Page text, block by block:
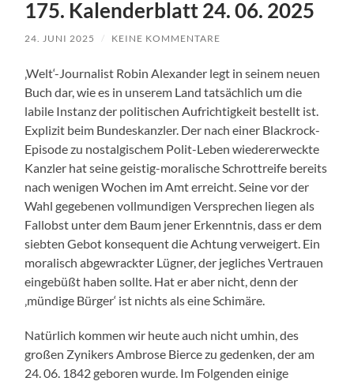
175. Kalenderblatt 24. 06. 2025
24. JUNI 2025 / KEINE KOMMENTARE
‚Welt‘-Journalist Robin Alexander legt in seinem neuen
Buch dar, wie es in unserem Land tatsächlich um die
labile Instanz der politischen Aufrichtigkeit bestellt ist.
Explizit beim Bundeskanzler. Der nach einer Blackrock-
Episode zu nostalgischem Polit-Leben wiedererweckte
Kanzler hat seine geistig-moralische Schrottreife bereits
nach wenigen Wochen im Amt erreicht. Seine vor der
Wahl gegebenen vollmundigen Versprechen liegen als
Fallobst unter dem Baum jener Erkenntnis, dass er dem
siebten Gebot konsequent die Achtung verweigert. Ein
moralisch abgewrackter Lügner, der jegliches Vertrauen
eingebüßt haben sollte. Hat er aber nicht, denn der
‚mündige Bürger‘ ist nichts als eine Schimäre.
Natürlich kommen wir heute auch nicht umhin, des
großen Zynikers Ambrose Bierce zu gedenken, der am
24. 06. 1842 geboren wurde. Im Folgenden einige